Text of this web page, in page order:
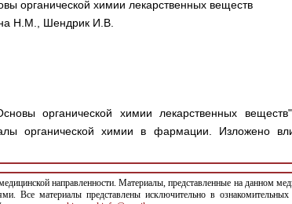
органической химии лекарственных веществ
Н.М., Шендрик И.В.
органической химии лекарственных
органической химии в фармации. Изложено
направленности. Материалы, представленные на данном
Все материалы представлены исключительно в